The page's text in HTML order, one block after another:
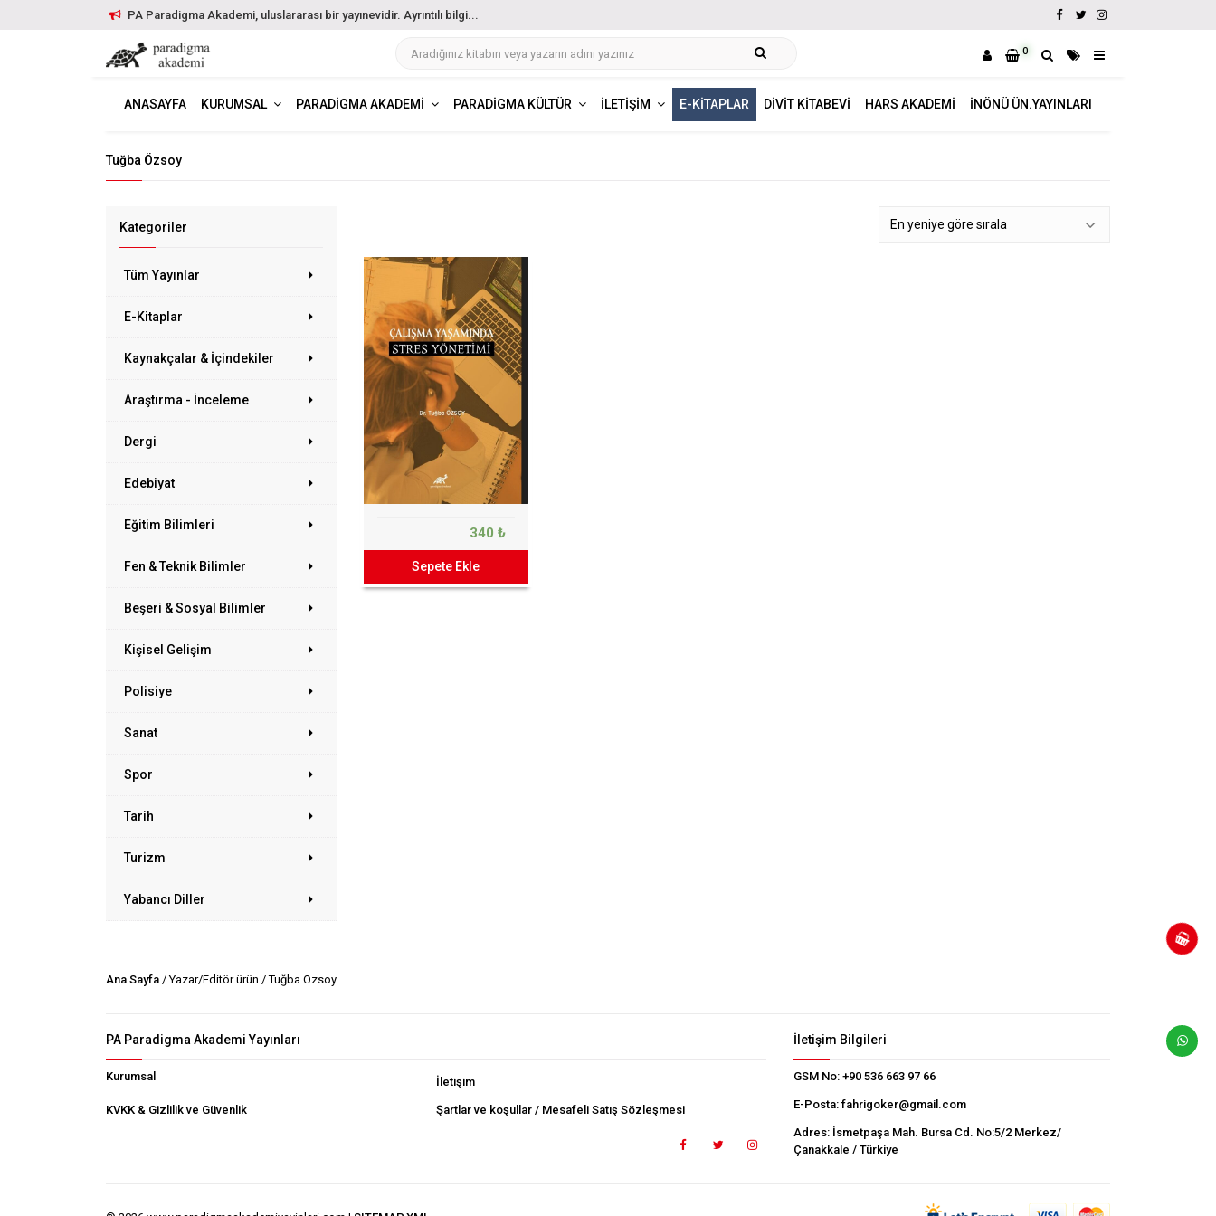
PA Paradigma Akademi, uluslararası bir yayınevidir. Ayrıntılı bilgi...
0
ANASAYFA KURUMSAL PARADIGMA AKADEMI PARADIGMA KÜLTÜR İLETIŞIM E-KITAPLAR DIVIT KITABEVI HARS AKADEMI İNÖNÜ ÜN.YAYINLARI
Tuğba Özsoy
Kategoriler
Tüm Yayınlar
E-Kitaplar
Kaynakçalar & İçindekiler
Araştırma - İnceleme
Dergi
Edebiyat
Eğitim Bilimleri
Fen & Teknik Bilimler
Beşeri & Sosyal Bilimler
Kişisel Gelişim
Polisiye
Sanat
Spor
Tarih
Turizm
Yabancı Diller
340 ₺
Sepete Ekle
Ana Sayfa / Yazar/Editör ürün / Tuğba Özsoy
PA Paradigma Akademi Yayınları
Kurumsal İletişim
KVKK & Gizlilik ve Güvenlik Şartlar ve koşullar / Mesafeli Satış Sözleşmesi
İletişim Bilgileri
GSM No: +90 536 663 97 66
E-Posta: fahrigoker@gmail.com
Adres: İsmetpaşa Mah. Bursa Cd. No:5/2 Merkez/
Çanakkale / Türkiye